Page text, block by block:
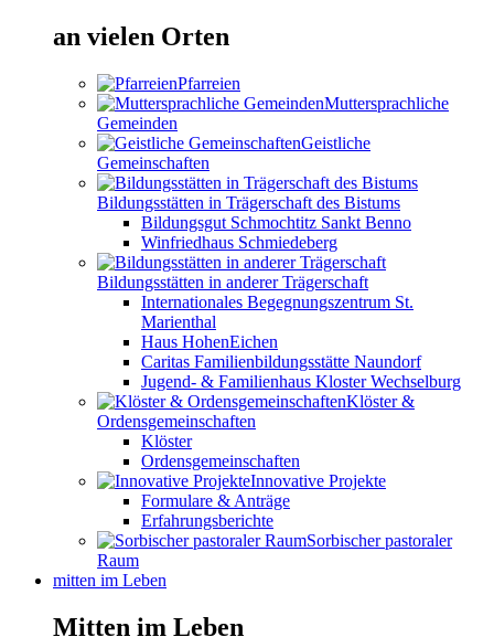
an vielen Orten
Pfarreien
Muttersprachliche
Gemeinden
Geistliche
Gemeinschaften
Bildungsstätten in Trägerschaft des Bistums
Bildungsgut Schmochtitz Sankt Benno
Winfriedhaus Schmiedeberg
Bildungsstätten in anderer Trägerschaft
Internationales Begegnungszentrum St.
Marienthal
Haus HohenEichen
Caritas Familienbildungsstätte Naundorf
Jugend- & Familienhaus Kloster Wechselburg
Klöster &
Ordensgemeinschaften
Klöster
Ordensgemeinschaften
Innovative Projekte
Formulare & Anträge
Erfahrungsberichte
Sorbischer pastoraler
Raum
mitten im Leben
Mitten im Leben